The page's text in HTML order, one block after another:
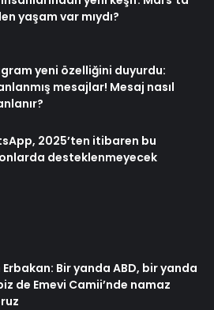
yaşam var mıydı?
yeni özelliğini duyurdu:
mesajlar! Mesaj nasıl
2025’ten itibaren bu
desteklenmeyecek
Bir yanda ABD, bir yanda
de Emevi Camii’nde namaz